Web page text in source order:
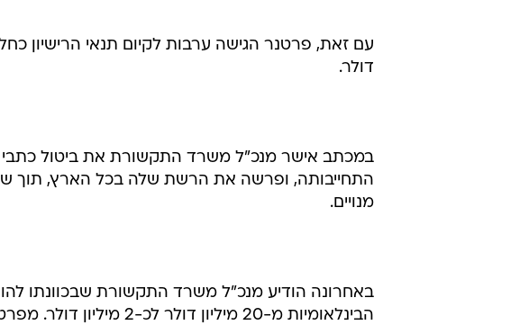
דולר.
במכתב אישר מנכ"ל משרד התקשורת את ביטול
התחייבותה, ופרשה את הרשת שלה בכל הארץ, תוך
מנויים.
באחרונה הודיע מנכ"ל משרד התקשורת שבכוונתו
הבינלאומיות מ-20